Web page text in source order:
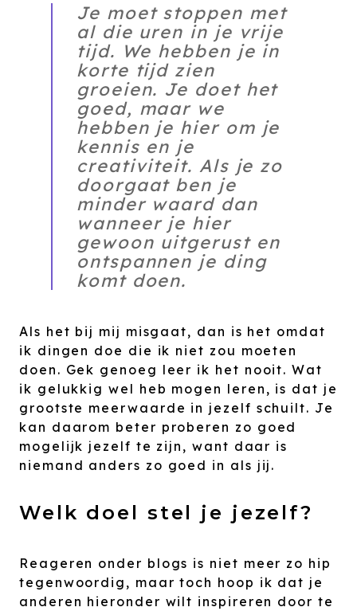
Je moet stoppen met
al die uren in je vrije
tijd. We hebben je in
korte tijd zien
groeien. Je doet het
goed, maar we
hebben je hier om je
kennis en je
creativiteit. Als je zo
doorgaat ben je
minder waard dan
wanneer je hier
gewoon uitgerust en
ontspannen je ding
komt doen.
Als het bij mij misgaat, dan is het omdat
ik dingen doe die ik niet zou moeten
doen. Gek genoeg leer ik het nooit. Wat
ik gelukkig wel heb mogen leren, is dat je
grootste meerwaarde in jezelf schuilt. Je
kan daarom beter proberen zo goed
mogelijk jezelf te zijn, want daar is
niemand anders zo goed in als jij.
Welk doel stel je jezelf?
Reageren onder blogs is niet meer zo hip
tegenwoordig, maar toch hoop ik dat je
anderen hieronder wilt inspireren door te